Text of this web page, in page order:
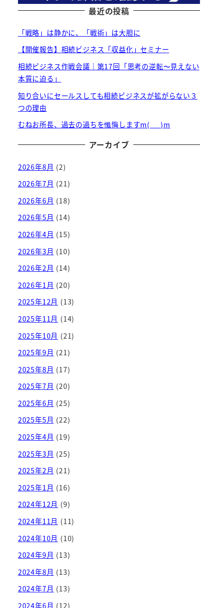
最近の投稿
「戦略」は静かに、「戦術」は大胆に
【開催報告】相続ビジネス「収益化」セミナー
相続ビジネス作戦会議｜第17回「思考の逆転〜見えない
本質に迫る」
知り合いにセールスしても相続ビジネスが拡がらない３
つの理由
むねお所長、過去の過ちを懺悔しますm(_ _)m
アーカイブ
2026年8月 (2)
2026年7月 (21)
2026年6月 (18)
2026年5月 (14)
2026年4月 (15)
2026年3月 (10)
2026年2月 (14)
2026年1月 (20)
2025年12月 (13)
2025年11月 (14)
2025年10月 (21)
2025年9月 (21)
2025年8月 (17)
2025年7月 (20)
2025年6月 (25)
2025年5月 (22)
2025年4月 (19)
2025年3月 (25)
2025年2月 (21)
2025年1月 (16)
2024年12月 (9)
2024年11月 (11)
2024年10月 (10)
2024年9月 (13)
2024年8月 (13)
2024年7月 (13)
2024年6月 (12)